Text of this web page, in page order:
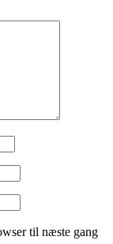
til næste gang